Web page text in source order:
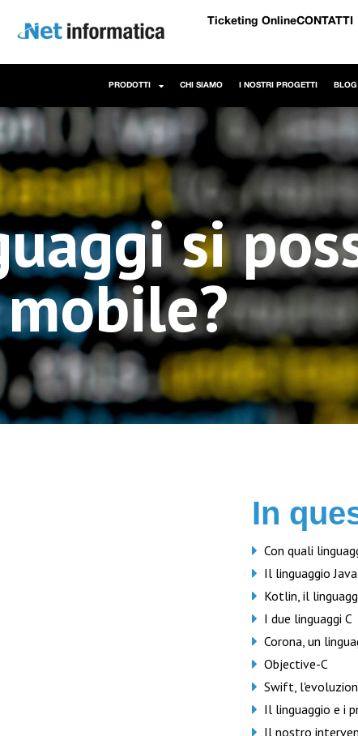
Ticketing OnlineCONTATTI
PRODOTTI CHI SIAMO I NOSTRI PROGETTI BLOG
si
In
Con quali
Il linguaggio Java
Kotlin, il
I due linguaggi C
Corona, un
Objective-C
Swift,
Il linguaggio e i
Il nostro